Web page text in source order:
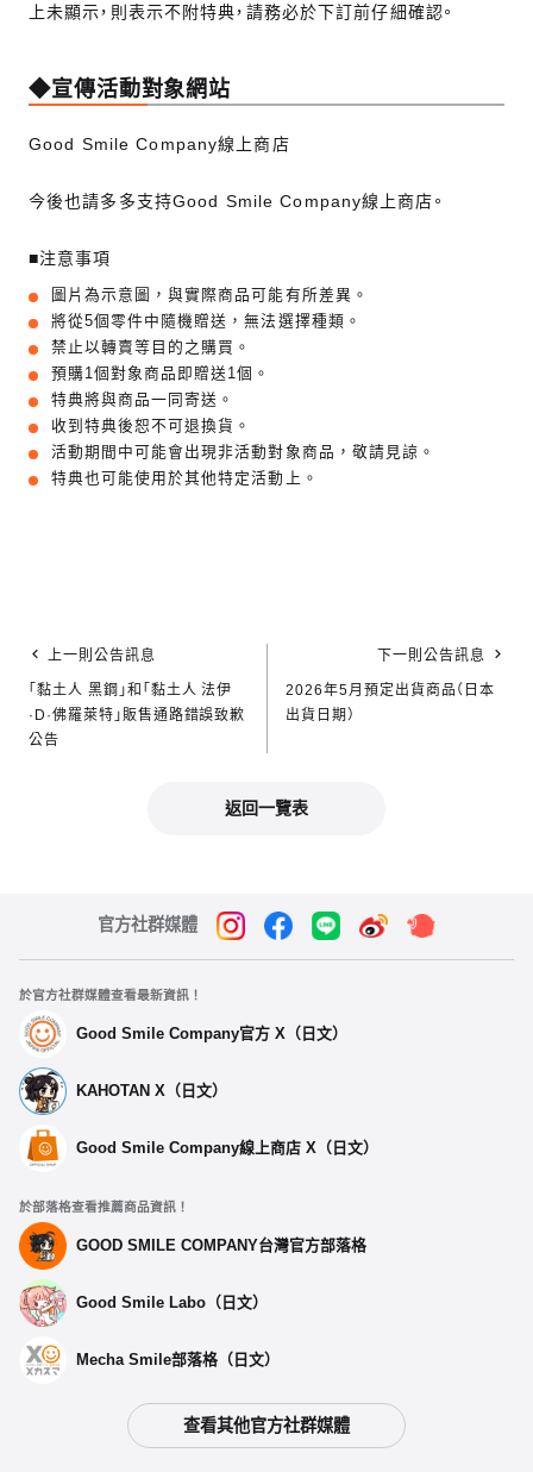
上未顯示，則表示不附特典，請務必於下訂前仔細確認。
◆宣傳活動對象網站
Good Smile Company線上商店
今後也請多多支持Good Smile Company線上商店。
■注意事項
圖片為示意圖，與實際商品可能有所差異。
將從5個零件中隨機贈送，無法選擇種類。
禁止以轉賣等目的之購買。
預購1個對象商品即贈送1個。
特典將與商品一同寄送。
收到特典後恕不可退換貨。
活動期間中可能會出現非活動對象商品，敬請見諒。
特典也可能使用於其他特定活動上。
上一則公告訊息
「黏土人 黑鋼」和「黏土人 法伊
·D·佛羅萊特」販售通路錯誤致歉
公告
下一則公告訊息
2026年5月預定出貨商品（日本
出貨日期）
返回一覽表
官方社群媒體
於官方社群媒體查看最新資訊！
Good Smile Company官方 X（日文）
KAHOTAN X（日文）
Good Smile Company線上商店 X（日文）
於部落格查看推薦商品資訊！
GOOD SMILE COMPANY台灣官方部落格
Good Smile Labo（日文）
Mecha Smile部落格（日文）
查看其他官方社群媒體